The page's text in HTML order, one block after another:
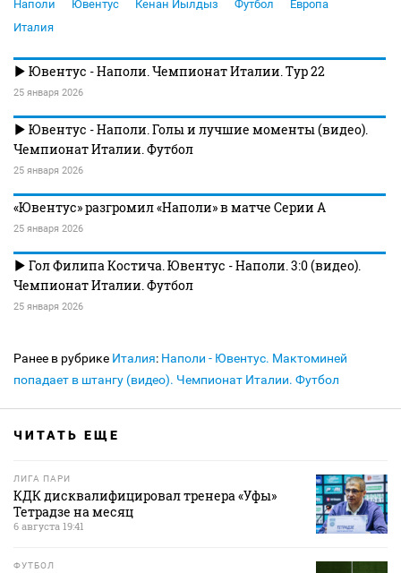
Наполи Ювентус Кенан Йылдыз Футбол
Европа
Италия
Ювентус - Наполи. Чемпионат Италии. Тур 22
25 января 2026
Ювентус - Наполи. Голы и лучшие моменты (видео).
Чемпионат Италии. Футбол
25 января 2026
«Ювентус» разгромил «Наполи» в матче Серии А
25 января 2026
Гол Филипа Костича. Ювентус - Наполи. 3:0 (видео).
Чемпионат Италии. Футбол
25 января 2026
Ранее в рубрике Италия: Наполи - Ювентус. Мактоминей
попадает в штангу (видео). Чемпионат Италии. Футбол
ЧИТАТЬ ЕЩЕ
ЛИГА ПАРИ
КДК дисквалифицировал тренера «Уфы»
Тетрадзе на месяц
6 августа 19:41
ФУТБОЛ